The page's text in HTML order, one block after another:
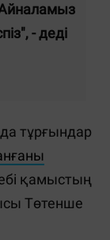
- деді
тұрғындар
қамыстың
Төтенше